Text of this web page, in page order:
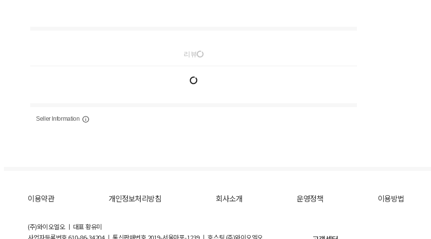
리뷰
Seller Information
이용약관 개인정보처리방침 회사소개 운영정책 이용방법
(주)와이오엘오 ㅣ 대표 황유미